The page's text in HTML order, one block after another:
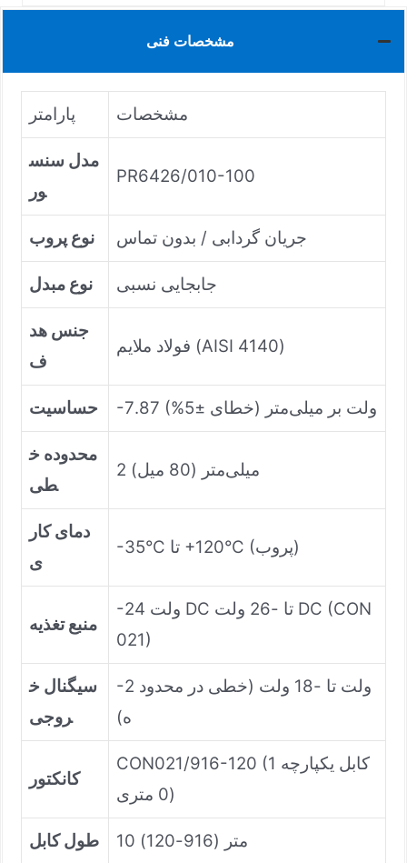
مشخصات فنی
پارامتر مشخصات
مدل سنس
ور
PR6426/010-100
نوع پروب جریان گردابی / بدون تماس
نوع مبدل جابجایی نسبی
جنس هد
ف
فولاد ملایم (AISI 4140)
حساسیت -7.87 ولت بر میلی‌متر (خطای ±5%)
محدوده خ
طی
2 میلی‌متر (80 میل)
دمای کار
ی
‎-35°C تا ‎+120°C (پروب)
منبع تغذیه
-24 ولت DC تا -26 ولت DC (CON
021)
سیگنال خ
روجی
-2 ولت تا -18 ولت (خطی در محدود
ه)
کانکتور
CON021/916-120 (کابل یکپارچه 1
0 متری)
طول کابل 10 متر (916-120)